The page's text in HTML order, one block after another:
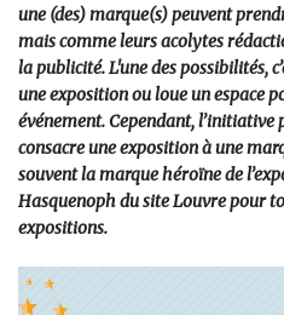
une (des) marque(s) peuvent
mais comme leurs acolytes
la publicité. L'une des possibilités,
une exposition ou loue un espace
événement. Cependant, l’initiative
consacre une exposition à une
souvent la marque héroïne de
Hasquenoph du site Louvre pour
expositions.